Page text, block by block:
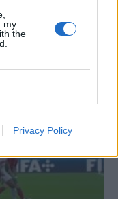
my
the
Privacy Policy
jatkaa